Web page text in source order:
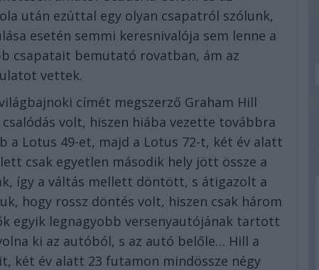
után ezúttal egy olyan csapatról szólunk,
esetén semmi keresnivalója sem lenne a
csapatait bemutató rovatban, ám az
vettek.
címét megszerző Graham Hill
volt, hiszen hiába vezette továbbra
a Lotus 49-et, majd a Lotus 72-t, két év alatt
csak egyetlen második hely jött össze a
így a váltás mellett döntött, s átigazolt a
hogy rossz döntés volt, hiszen csak három
egyik legnagyobb versenyautójának tartott
ki az autóból, s az autó belőle… Hill a
két év alatt 23 futamon mindössze négy